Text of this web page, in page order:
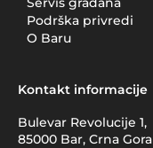
Podrška privredi
O Baru
Kontakt informacije
Bulevar Revolucije 1,
85000 Bar, Crna Gora